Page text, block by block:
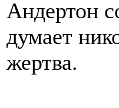
Андертон
думает
жертва.